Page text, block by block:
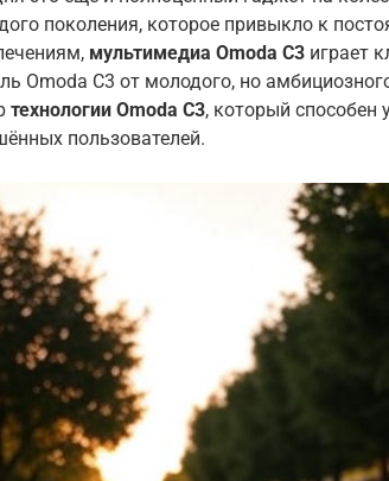
поколения, которое привыкло к
мультимедиа Omoda C3 играет
Omoda C3 от молодого, но
технологии Omoda C3, который
пользователей.